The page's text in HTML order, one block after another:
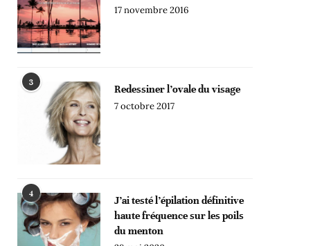
17 novembre 2016
3
Redessiner l’ovale du visage
7 octobre 2017
4
J’ai testé l’épilation définitive
haute fréquence sur les poils
du menton